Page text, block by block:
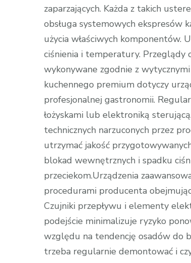
zaparzających. Każda z takich
obsługa systemowych ekspresów
użycia właściwych komponentów.
ciśnienia i temperatury. Przeglądy
wykonywane zgodnie z
kuchennego premium dotyczy
profesjonalnej gastronomii.
łożyskami lub elektroniką
technicznych narzuconych przez
utrzymać jakość
blokad wewnętrznych i spadku
przeciekom.Urządzenia
procedurami producenta
Czujniki przepływu i elementy
podejście minimalizuje ryzyko
względu na tendencję osadów do
trzeba regularnie demontować i